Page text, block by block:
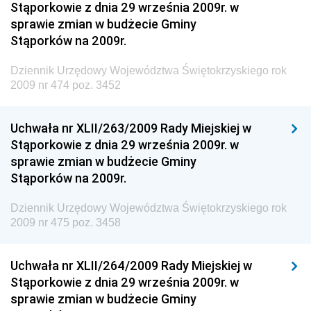
Materiałów Budowlanych
Dziennik Urzędowy Ministra Infrastruktury i Rozwoju
Dziennik Urzędowy Głównego Inspektoratu Ochrony
Środowiska
Dziennik Urzędowy Generalnej Dyrekcji Ochrony
Dziennik Urzędowy Ministerstwa Administracji,
Gospodarki Terenowej i Ochrony Środowiska
Dziennik Urzędowy Ministerstwa Administracji i
Gospodarki Przestrzennej
Dziennik Urzędowy Unii Europejskiej, L
Dziennik Urzędowy Ministerstwa Przemysłu
Chemicznego i Lekkiego
Dziennik Urzędowy Ministerstwa Rolnictwa i
Stąporkowie z dnia 29 września 2009r. w
sprawie zmian w budżecie Gminy
Stąporków na 2009r.
Dziennik Urzędowy Województwa Świętokrzyskiego rok
2009 nr 474 poz. 3452
Uchwała nr XLII/263/2009 Rady Miejskiej w
Stąporkowie z dnia 29 września 2009r. w
sprawie zmian w budżecie Gminy
Stąporków na 2009r.
Dziennik Urzędowy Województwa Świętokrzyskiego rok
2009 nr 475 poz. 3458
Uchwała nr XLII/264/2009 Rady Miejskiej w
Stąporkowie z dnia 29 września 2009r. w
sprawie zmian w budżecie Gminy